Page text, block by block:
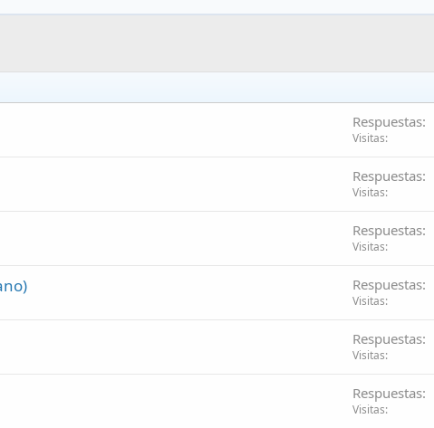
Respuestas
Visitas
Respuestas
Visitas
Respuestas
Visitas
Respuestas
Visitas
Respuestas
Visitas
Respuestas
Visitas